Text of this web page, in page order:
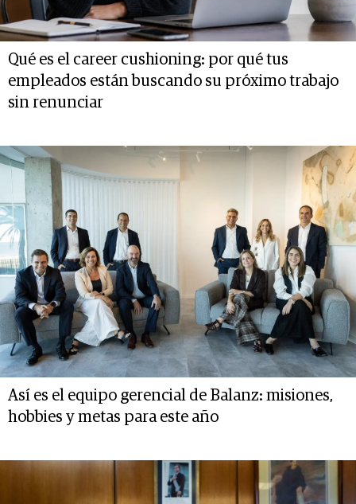
Qué es el career cushioning: por qué tus
empleados están buscando su próximo trabajo
sin renunciar
Así es el equipo gerencial de Balanz: misiones,
hobbies y metas para este año